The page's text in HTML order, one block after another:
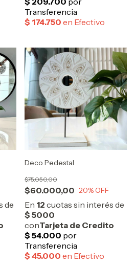
Deco Pedestal
$60.000,00
$75.050,00
20% OFF